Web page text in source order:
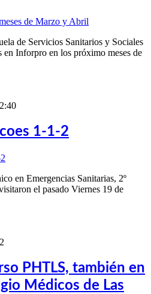
de Servicios Sanitarios y Sociales
en Inforpro en los próximo meses de
1-1-2
en Emergencias Sanitarias, 2º
el pasado Viernes 19 de
PHTLS, también en
Médicos de Las